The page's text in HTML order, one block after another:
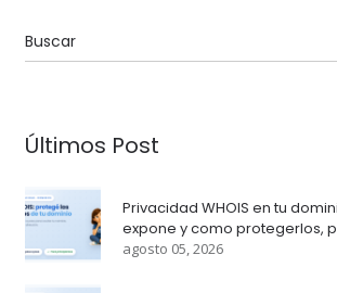
Últimos Post
Privacidad WHOIS en tu
expone y como protegerlos,
agosto 05, 2026